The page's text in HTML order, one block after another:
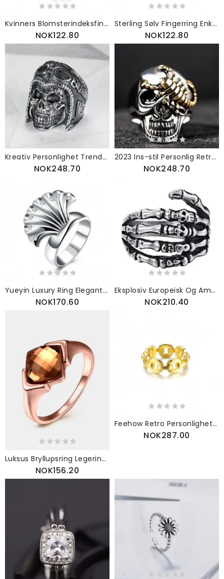
Kvinners Blomsterindeksfingerring Justerbar Åpning Aluminiumslegering Rhinestone-ringer Motesmykker Beste Gaver Til Jente Dame
NOK122.80
Sterling Sølv Fingerring Enkel Geometri S925 Ren Bryllupsring Med Smykker Moderne Parringer Diamantring
NOK122.80
Kreativ Personlighet Trendy Menns Titan Stålring Retro Pilot Skull Ring
NOK248.70
2023 Ins-stil Personlig Retro Titan Stålring Død Sigd Dominerende Hodeskalle Hannring
NOK248.70
Yueyin Luxury Ring Elegant Shell Zircon
NOK170.60
Eksplosiv Europeisk Og Amerikansk Hodeskalle Hånd Titan Rustfritt Stål Menns Ring Med Håndsmykker
NOK210.40
Luksus Bryllupsring Legering Rombus Glass Krystall Kvinner Ring
NOK156.20
Feehow Retro Personlighet Temperament Vill Naturlige Perleøreringer Franske Nisjeøredobber S925 Sølvnål
NOK287.00